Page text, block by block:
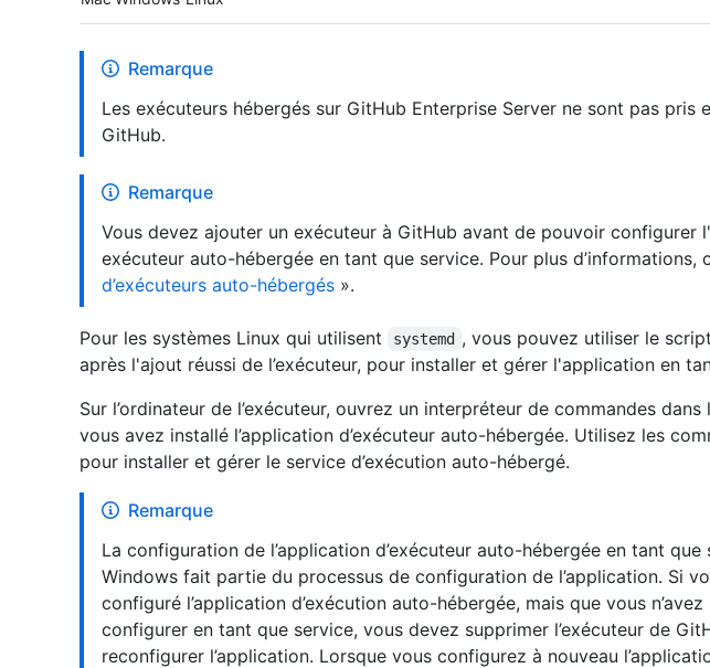
Remarque
Les exécuteurs hébergés sur GitHub Enterprise Server ne sont pas pris
GitHub.
Remarque
Vous devez ajouter un exécuteur à GitHub avant de pouvoir configurer
exécuteur auto-hébergée en tant que service. Pour plus d’informations,
d’exécuteurs auto-hébergés ».
Pour les systèmes Linux qui utilisent systemd , vous pouvez utiliser le script
après l'ajout réussi de l’exécuteur, pour installer et gérer l'application en
Sur l’ordinateur de l’exécuteur, ouvrez un interpréteur de commandes
vous avez installé l’application d’exécuteur auto-hébergée. Utilisez les
pour installer et gérer le service d’exécution auto-hébergé.
Remarque
La configuration de l’application d’exécuteur auto-hébergée en tant que
Windows fait partie du processus de configuration de l’application. Si
configuré l’application d’exécution auto-hébergée, mais que vous
configurer en tant que service, vous devez supprimer l’exécuteur de
reconfigurer l’application. Lorsque vous configurez à nouveau